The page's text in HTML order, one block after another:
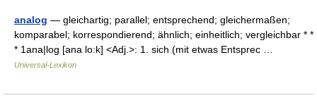
analog — gleichartig; parallel; entsprechend; gleichermaßen;
komparabel; korrespondierend; ähnlich; einheitlich; vergleichbar * *
* 1ana|log [ana lo:k] <Adj.>: 1. sich (mit etwas Entsprec …
Universal-Lexikon